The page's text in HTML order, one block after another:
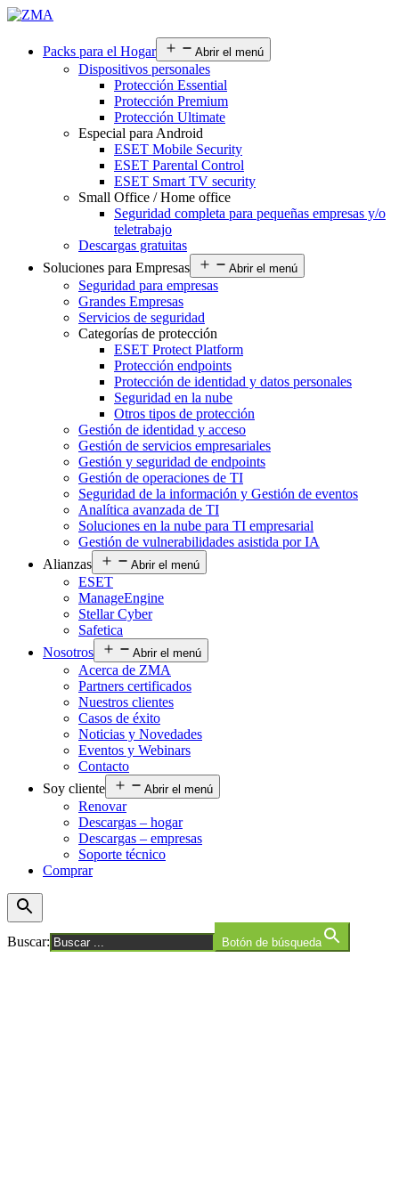
Packs para el Hogar Abrir el menú
Dispositivos personales
Protección Essential
Protección Premium
Protección Ultimate
Especial para Android
ESET Mobile Security
ESET Parental Control
ESET Smart TV security
Small Office / Home office
Seguridad completa para pequeñas empresas y/o
teletrabajo
Descargas gratuitas
Soluciones para Empresas
Abrir el menú
Seguridad para empresas
Grandes Empresas
Servicios de seguridad
Categorías de protección
ESET Protect Platform
Protección endpoints
Protección de identidad y datos personales
Seguridad en la nube
Otros tipos de protección
Gestión de identidad y acceso
Gestión de servicios empresariales
Gestión y seguridad de endpoints
Gestión de operaciones de TI
Seguridad de la información y Gestión de eventos
Analítica avanzada de TI
Soluciones en la nube para TI empresarial
Gestión de vulnerabilidades asistida por IA
Alianzas
Abrir el menú
ESET
ManageEngine
Stellar Cyber
Safetica
Nosotros
Abrir el menú
Acerca de ZMA
Partners certificados
Nuestros clientes
Casos de éxito
Noticias y Novedades
Eventos y Webinars
Contacto
Soy cliente
Abrir el menú
Renovar
Descargas – hogar
Descargas – empresas
Soporte técnico
Comprar
Buscar: Botón de búsqueda